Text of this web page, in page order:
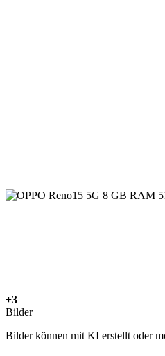
+3
Bilder
Bilder können mit KI erstellt oder